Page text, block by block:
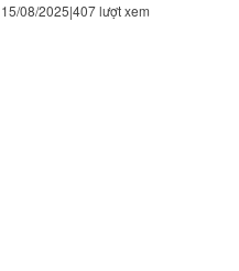
15/08/2025 407 lượt xem